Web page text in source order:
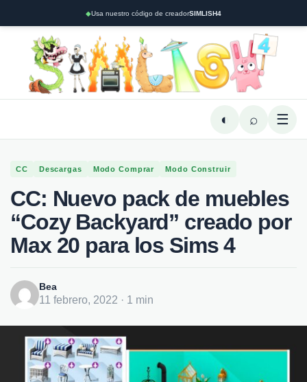
◆Usa nuestro código de creadorSIMLISH4
◐ ⌕ ☰
CC Descargas Modo Comprar Modo Construir
CC: Nuevo pack de muebles
“Cozy Backyard” creado por
Max 20 para los Sims 4
Bea
11 febrero, 2022 · 1 min